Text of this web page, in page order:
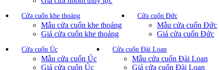
Cửa cuốn khe thoáng
Mẫu cửa cuốn khe thoáng
Giá cửa cuốn khe thoáng
Cửa cuốn Đức
Mẫu cửa cuốn Đức
Giá cửa cuốn Đức
Cửa cuốn Úc
Mẫu cửa cuốn Úc
Giá cửa cuốn Úc
Cửa cuốn Đài Loan
Mẫu cửa cuốn Đài Loan
Giá cửa cuốn Đài Loan